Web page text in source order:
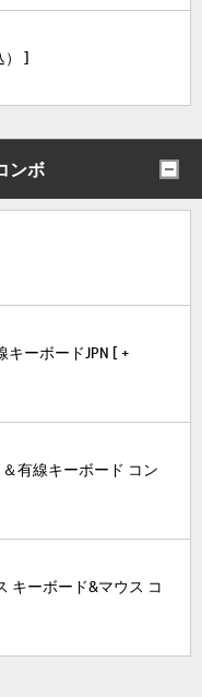
） ]
ンボ
キーボードJPN [ +
＆有線キーボード コン
キーボード&マウス コ